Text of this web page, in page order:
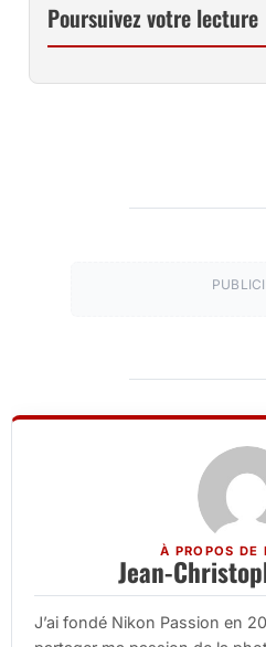
Poursuivez votre lecture
À PROPOS DE
Jean-
J’ai fondé Nikon Passion en